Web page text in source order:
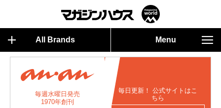
All Brands Menu
毎週水曜日発売
1970年創刊
毎日更新！ 公式サイトはこ
ちら